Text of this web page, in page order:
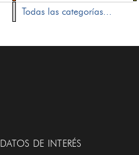
Todas las categorías...
DATOS DE INTERÉS